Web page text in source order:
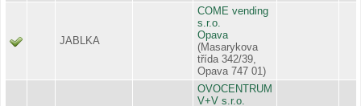
JABLKA
COME vending
s.r.o.
Opava
(Masarykova
třída 342/39,
Opava 747 01)
OVOCENTRUM
V+V s.r.o.